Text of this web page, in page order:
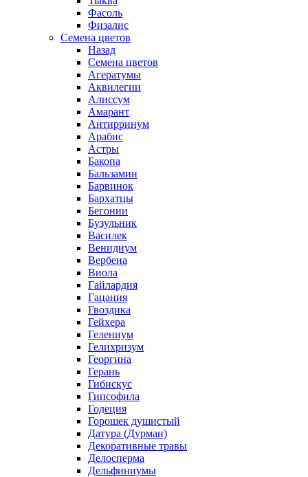
Фасоль
Физалис
Семена цветов
Назад
Семена цветов
Агератумы
Аквилегии
Алиссум
Амарант
Антирринум
Арабис
Астры
Бакопа
Бальзамин
Барвинок
Бархатцы
Бегонии
Бузульник
Василек
Венидиум
Вербена
Виола
Гайлардия
Гацания
Гвоздика
Гейхера
Гелениум
Гелихризум
Георгина
Герань
Гибискус
Гипсофила
Годеция
Горошек душистый
Датура (Дурман)
Декоративные травы
Делосперма
Дельфиниумы